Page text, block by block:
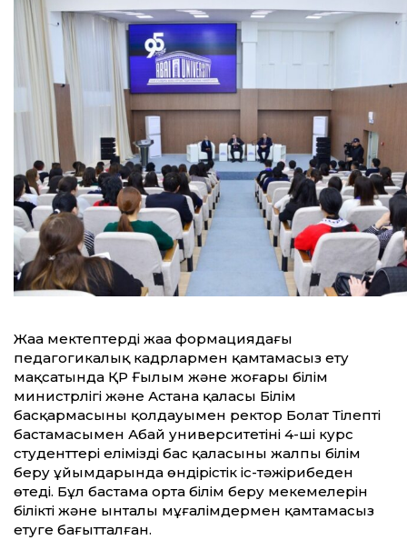
Жаңа мектептерді жаңа формациядағы
педагогикалық кадрлармен қамтамасыз ету
мақсатында ҚР Ғылым және жоғары білім
министрлігі және Астана қаласы Білім
басқармасының қолдауымен ректор Болат Тілептің
бастамасымен Абай университетінің 4-ші курс
студенттері еліміздің бас қаласының жалпы білім
беру ұйымдарында өндірістік іс-тәжірибеден
өтеді. Бұл бастама орта білім беру мекемелерін
білікті және ынталы мұғалімдермен қамтамасыз
етуге бағытталған.